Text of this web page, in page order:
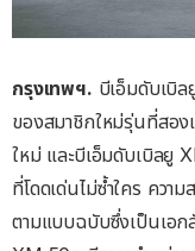
กรุงเทพฯ. บีเอ็มดับเบิล
ของสมาชิกใหม่รุ่นที่สอ
ใหม่ และบีเอ็มดับเบิล
ที่โดดเด่นไม่ซ้ำใคร ควา
ตามแบบฉบับซึ่งเป็นเอ